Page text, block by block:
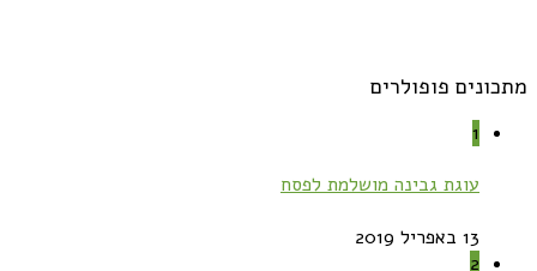
מתכונים פופולרים
1
עוגת גבינה מושלמת לפסח
13 באפריל 2019
2